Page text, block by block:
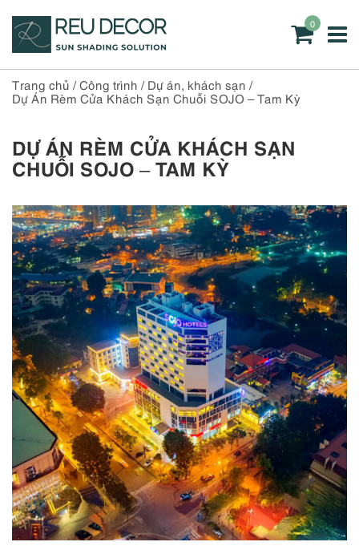
0
Trang chủ /Công trình / Dự án, khách sạn /
Dự Án Rèm Cửa Khách Sạn Chuỗi SOJO – Tam Kỳ
DỰ ÁN RÈM CỬA KHÁCH SẠN
CHUỖI SOJO – TAM KỲ